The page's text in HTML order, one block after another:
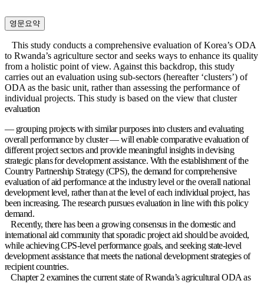
영문요약
This study conducts a comprehensive evaluation of Korea’s ODA
to Rwanda’s agriculture sector and seeks ways to enhance its quality
from a holistic point of view. Against this backdrop, this study
carries out an evaluation using sub-sectors (hereafter ‘clusters’) of
ODA as the basic unit, rather than assessing the performance of
individual projects. This study is based on the view that cluster
evaluation
— grouping projects with similar purposes into clusters and evaluating
overall performance bycluster—will enable comparative evaluation of
different project sectors and provide meaningful insights in devising
strategic plans for development assistance. With the establishment of the
Country Partnership Strategy (CPS), the demand for comprehensive
evaluation of aid performance at the industry level or the overall national
development level, rather than at the level of each individual project, has
been increasing. The research pursues evaluation in line with this policy
demand.
Recently, there has been a growing consensus in the domestic and
international aid community that sporadic project aid should be avoided,
while achieving CPS-level performance goals, and seeking state-level
development assistance that meets the national development strategies of
recipient countries.
Chapter 2 examines the current state of Rwanda’s agricultural ODA as